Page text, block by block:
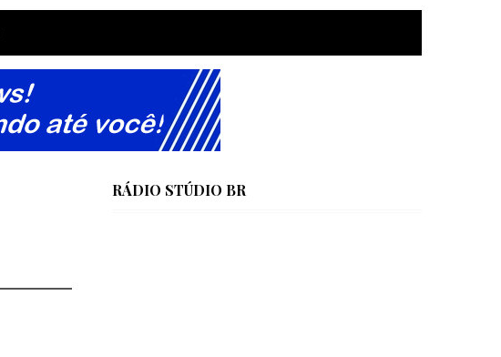
RÁDIO STÚDIO BR